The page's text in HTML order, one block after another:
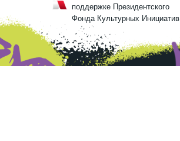
поддержке Президентского
Фонда Культурных Инициатив